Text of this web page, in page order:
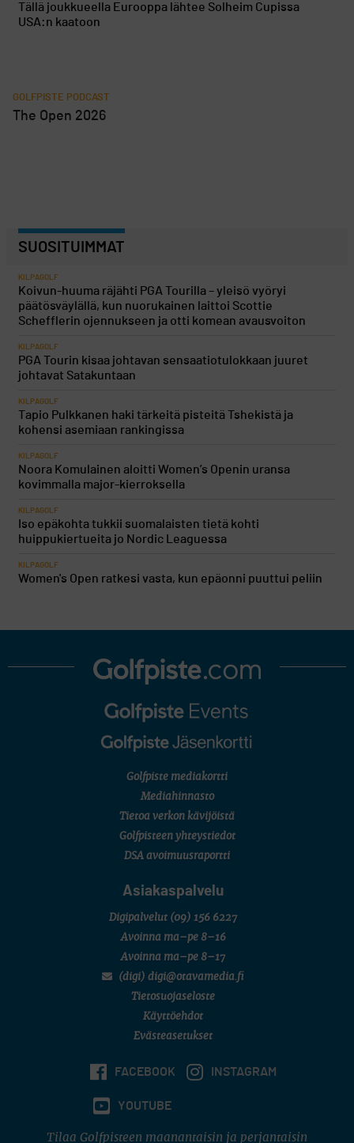
Tällä joukkueella Eurooppa lähtee Solheim Cupissa
USA:n kaatoon
GOLFPISTE PODCAST
The Open 2026
SUOSITUIMMAT
KILPAGOLF
Koivun-huuma räjähti PGA Tourilla – yleisö vyöryi
päätösväylällä, kun nuorukainen laittoi Scottie
Schefflerin ojennukseen ja otti komean avausvoiton
KILPAGOLF
PGA Tourin kisaa johtavan sensaatiotulokkaan juuret
johtavat Satakuntaan
KILPAGOLF
Tapio Pulkkanen haki tärkeitä pisteitä Tshekistä ja
kohensi asemiaan rankingissa
KILPAGOLF
Noora Komulainen aloitti Women’s Openin uransa
kovimmalla major-kierroksella
KILPAGOLF
Iso epäkohta tukkii suomalaisten tietä kohti
huippukiertueita jo Nordic Leaguessa
KILPAGOLF
Women's Open ratkesi vasta, kun epäonni puuttui peliin
Golfpiste mediakortti
Mediahinnasto
Tietoa verkon kävijöistä
Golfpisteen yhteystiedot
DSA avoimuusraportti
Asiakaspalvelu
Digipalvelut (09) 156 6227
Avoinna ma–pe 8–16
Avoinna ma–pe 8–17
(digi) digi@otavamedia.fi
Tietosuojaseloste
Käyttöehdot
Evästeasetukset
FACEBOOK INSTAGRAM
YOUTUBE
Tilaa Golfpisteen maanantaisin ja perjantaisin